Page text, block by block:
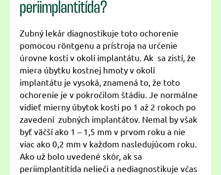
periimplantitída?
Zubný lekár diagnostikuje toto ochorenie
pomocou röntgenu a prístroja na určenie
úrovne kosti v okolí implantátu. Ak sa zistí, že
miera úbytku kostnej hmoty v okolí
implantátu je vysoká, znamená to, že toto
ochorenie je v pokročilom štádiu. Je normálne
vidieť mierny úbytok kosti po 1 až 2 rokoch po
zavedení zubných implantátov. Nemal by však
byť väčší ako 1 – 1,5 mm v prvom roku a nie
viac ako 0,2 mm v každom nasledujúcom roku.
Ako už bolo uvedené skôr, ak sa
periimplantitída nelieči a nediagnostikuje včas